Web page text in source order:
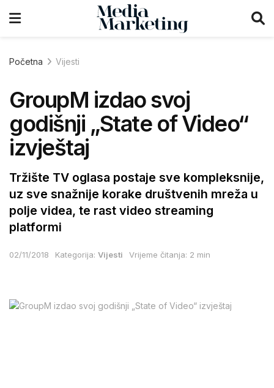
Početna Vijesti
GroupM izdao svoj
godišnji „State of Video“
izvještaj
Tržište TV oglasa postaje sve kompleksnije,
uz sve snažnije korake društvenih mreža u
polje videa, te rast video streaming
platformi
02/11/2018 Kategorija: Vijesti Vrijeme čitanja: 2 min